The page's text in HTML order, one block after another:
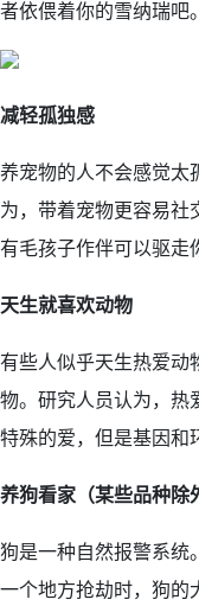
者依偎着你的雪纳瑞吧
减轻孤独感
养宠物的人不会感觉太
为，带着宠物更容易社
有毛孩子作伴可以驱走
天生就喜欢动物
有些人似乎天生热爱动
物。研究人员认为，热
特殊的爱，但是基因和
养狗看家（某些品种除
狗是一种自然报警系统
一个地方抢劫时，狗的